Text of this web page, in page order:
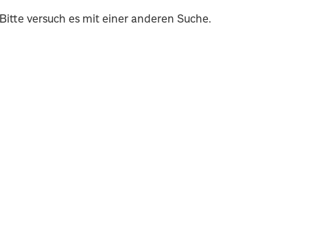
Bitte versuch es mit einer anderen Suche.